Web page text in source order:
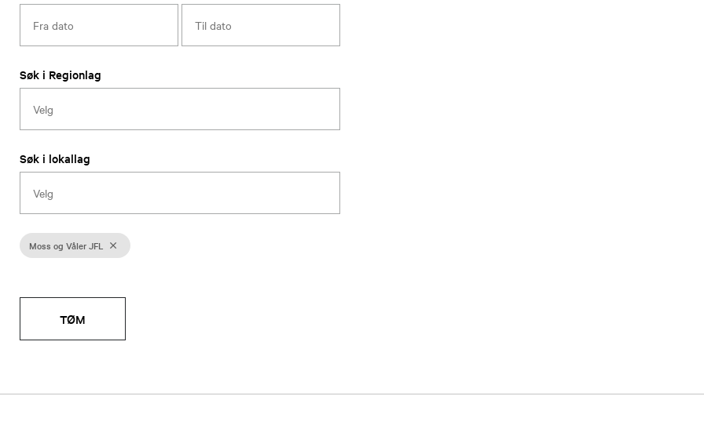
Søk i Regionlag
Søk i lokallag
Moss og Våler JFL
TØM